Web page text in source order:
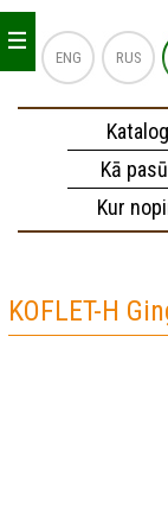
ENG RUS
Kā
Kur
_
_
_
KOFLET-H